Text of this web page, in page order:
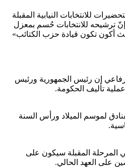
للانتخابات النيابية المقبلة
ترشيحه للانتخابات حُسم بمعزل
أكون تكون قيادة حزب الكتائب»
إن رئيس الجمهورية ورئيس
تأليف الحكومة.
لموسم الميلاد ورأس السنة
المقبلة سيكون على
على العهد الحالي.